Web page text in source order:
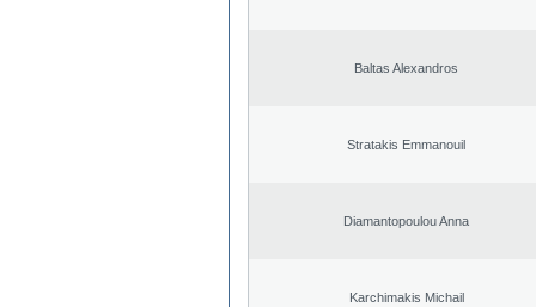
Baltas Alexandros
Stratakis Emmanouil
Diamantopoulou Anna
Karchimakis Michail